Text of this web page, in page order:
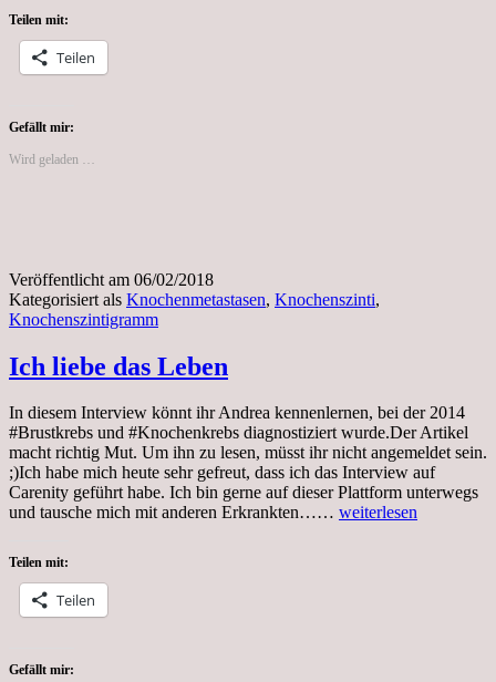
Teilen mit:
Teilen
Gefällt mir:
Wird geladen …
Veröffentlicht am 06/02/2018
Kategorisiert als Knochenmetastasen, Knochenszinti,
Knochenszintigramm
Ich liebe das Leben
In diesem Interview könnt ihr Andrea kennenlernen, bei der 2014
#Brustkrebs und #Knochenkrebs diagnostiziert wurde.Der Artikel
macht richtig Mut. Um ihn zu lesen, müsst ihr nicht angemeldet sein.
;)Ich habe mich heute sehr gefreut, dass ich das Interview auf
Carenity geführt habe. Ich bin gerne auf dieser Plattform unterwegs
und tausche mich mit anderen Erkrankten…… Ich
weiterlesen
Teilen mit:
Teilen
Gefällt mir: